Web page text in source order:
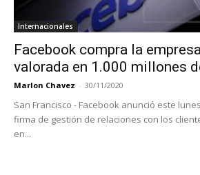
Internacionales
Facebook compra la
valorada en 1.000 millones
Marlon Chavez - 30/11/2020
San Francisco - Facebook anunció este
firma de gestión de relaciones con los
en...